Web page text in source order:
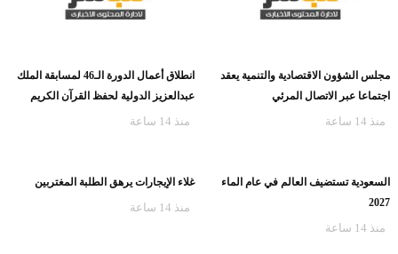
مجلس الشؤون الاقتصادية والتنمية يعقد
اجتماعا عبر الاتصال المرئي
منذ 14 ساعة
انطلاق أعمال الدورة الـ46 لمسابقة الملك
عبدالعزيز الدولية لحفظ القرآن الكريم
منذ 14 ساعة
غلاء الإيجارات يرهق الطلبة المغتربين
منذ 14 ساعة